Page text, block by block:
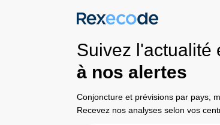
Suivez l'actualité
à nos alertes
Conjoncture et prévisions par pays,
Recevez nos analyses selon vos